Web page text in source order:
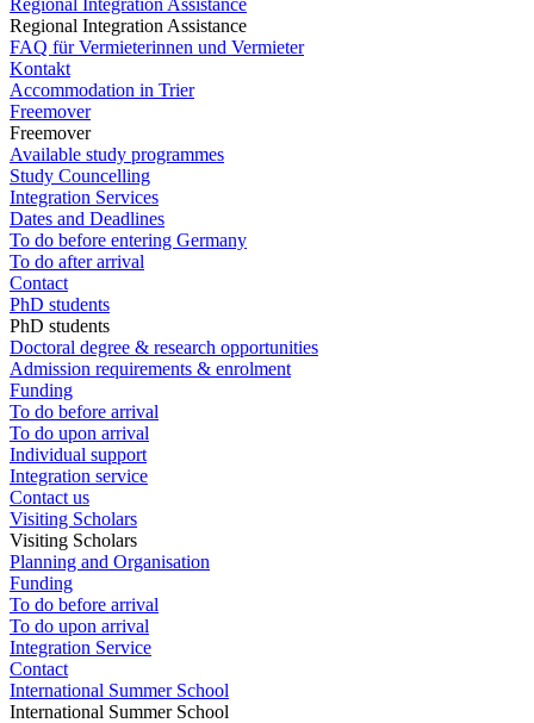
Regional Integration Assistance
Regional Integration Assistance
FAQ für Vermieterinnen und Vermieter
Kontakt
Accommodation in Trier
Freemover
Freemover
Available study programmes
Study Councelling
Integration Services
Dates and Deadlines
To do before entering Germany
To do after arrival
Contact
PhD students
PhD students
Doctoral degree & research opportunities
Admission requirements & enrolment
Funding
To do before arrival
To do upon arrival
Individual support
Integration service
Contact us
Visiting Scholars
Visiting Scholars
Planning and Organisation
Funding
To do before arrival
To do upon arrival
Integration Service
Contact
International Summer School
International Summer School